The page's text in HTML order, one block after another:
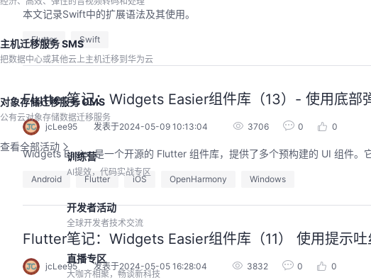
主机迁移服务 SMS
把数据中心或其他云上主机迁移到华为云
对象存储迁移服务 OMS
公有云对象存储数据迁移服务
查看全部活动
训练营
AI提效，代码实战专区
开发者活动
全球开发者技术交流
直播专区
大咖齐相聚，畅谈新科技
本文记录Swift中的扩展语法及其使用。
Flutter Swift
Flutter笔记：Widgets Easier组件库（13）- 使用底部
jcLee95 发表于2024-05-09 10:13:04 3706 0 0
Widgets Easier 是一个开源的 Flutter 组件库，提供了多个预构建的 UI 组件。
Android Flutter iOS OpenHarmony Windows
Flutter笔记：Widgets Easier组件库（11） 使用提示吐
jcLee95 发表于2024-05-05 16:28:04 3832 0 0